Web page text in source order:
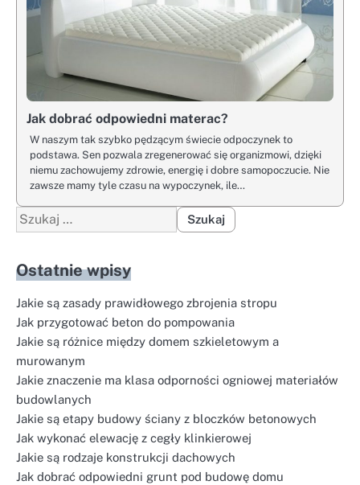
Jak dobrać odpowiedni materac?
W naszym tak szybko pędzącym świecie odpoczynek to
podstawa. Sen pozwala zregenerować się organizmowi, dzięki
niemu zachowujemy zdrowie, energię i dobre samopoczucie. Nie
zawsze mamy tyle czasu na wypoczynek, ile…
Szukaj:
Ostatnie wpisy
Jakie są zasady prawidłowego zbrojenia stropu
Jak przygotować beton do pompowania
Jakie są różnice między domem szkieletowym a
murowanym
Jakie znaczenie ma klasa odporności ogniowej materiałów
budowlanych
Jakie są etapy budowy ściany z bloczków betonowych
Jak wykonać elewację z cegły klinkierowej
Jakie są rodzaje konstrukcji dachowych
Jak dobrać odpowiedni grunt pod budowę domu